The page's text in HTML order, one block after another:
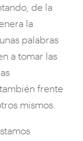
de la
la
palabras
a tomar las
también frente
mismos.